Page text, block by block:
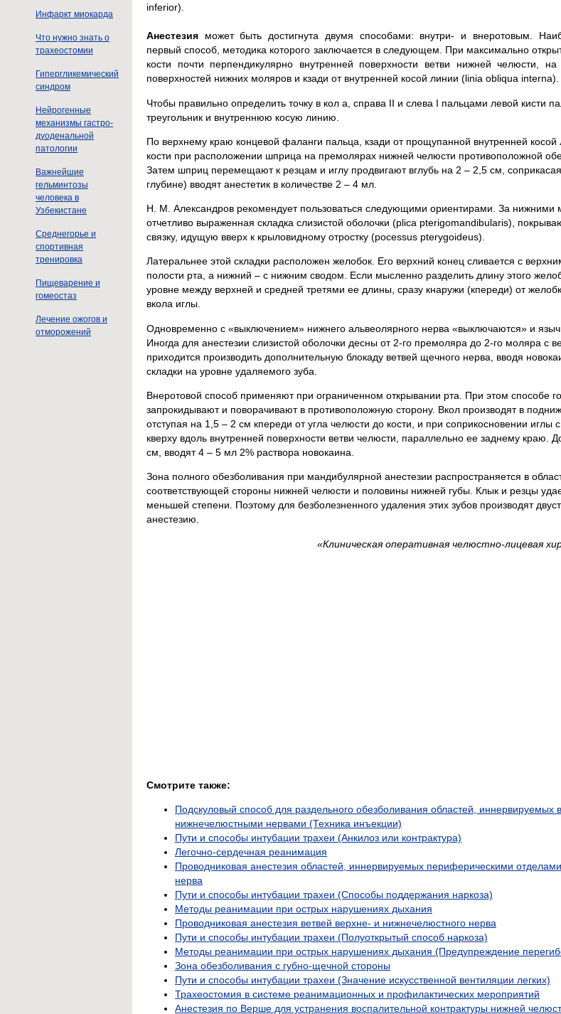
Инфаркт миокарда
Что нужно знать о
трахеостомии
Гипергликемический
синдром
Нейрогенные
механизмы гастро-
дуоденальной
патологии
Важнейшие
гельминтозы
человека в
Узбекистане
Среднегорье и
спортивная
тренировка
Пищеварение и
гомеостаз
Лечение ожогов и
отморожений
inferior).
Анестезия может быть достигнута двумя способами: внутри- и внеротовым.
первый способ, методика которого заключается в следующем. При максимально
кости почти перпендикулярно внутренней поверхности ветви нижней челюсти,
поверхностей нижних моляров и кзади от внутренней косой линии (linia obliqua interna).
Чтобы правильно определить точку в кол а, справа II и слева I пальцами левой кисти
треугольник и внутреннюю косую линию.
По верхнему краю концевой фаланги пальца, кзади от прощупанной внутренней косой
кости при расположении шприца на премолярах нижней челюсти противоположной
Затем шприц перемещают к резцам и иглу продвигают вглубь на 2 – 2,5 см,
глубине) вводят анестетик в количестве 2 – 4 мл.
Н. М. Александров рекомендует пользоваться следующими ориентирами. За нижними
отчетливо выраженная складка слизистой оболочки (plica pterigomandibularis),
связку, идущую вверх к крыловидному отростку (pocessus pterygoideus).
Латеральнее этой складки расположен желобок. Его верхний конец сливается с
полости рта, а нижний – с нижним сводом. Если мысленно разделить длину этого
уровне между верхней и средней третями ее длины, сразу кнаружи (кпереди) от
вкола иглы.
Одновременно с «выключением» нижнего альвеолярного нерва «выключаются» и
Иногда для анестезии слизистой оболочки десны от 2-го премоляра до 2-го моляра с
приходится производить дополнительную блокаду ветвей щечного нерва, вводя
складки на уровне удаляемого зуба.
Внеротовой способ применяют при ограниченном открывании рта. При этом способе
запрокидывают и поворачивают в противоположную сторону. Вкол производят в
отступая на 1,5 – 2 см кпереди от угла челюсти до кости, и при соприкосновении иглы
кверху вдоль внутренней поверхности ветви челюсти, параллельно ее заднему краю.
см, вводят 4 – 5 мл 2% раствора новокаина.
Зона полного обезболивания при мандибулярной анестезии распространяется в
соответствующей стороны нижней челюсти и половины нижней губы. Клык и резцы
меньшей степени. Поэтому для безболезненного удаления этих зубов производят
анестезию.
«Клиническая оперативная челюстно-лицевая
Смотрите также:
Подскуловый способ для раздельного обезболивания областей, иннервируемых
нижнечелюстными нервами (Техника инъекции)
Пути и способы интубации трахеи (Анкилоз или контрактура)
Легочно-сердечная реанимация
Проводниковая анестезия областей, иннервируемых периферическими
нерва
Пути и способы интубации трахеи (Способы поддержания наркоза)
Методы реанимации при острых нарушениях дыхания
Проводниковая анестезия ветвей верхне- и нижнечелюстного нерва
Пути и способы интубации трахеи (Полуоткрытый способ наркоза)
Методы реанимации при острых нарушениях дыхания (Предупреждение
Зона обезболивания с губно-щечной стороны
Пути и способы интубации трахеи (Значение искусственной вентиляции легких)
Трахеостомия в системе реанимационных и профилактических мероприятий
Анестезия по Верше для устранения воспалительной контрактуры нижней